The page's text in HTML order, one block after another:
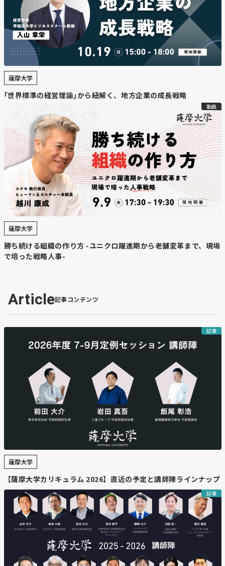
薩摩大学
｢世界標準の経営理論｣から紐解く、地方企業の成長戦略
動画
薩摩大学
勝ち続ける組織の作り方 -ユニクロ躍進期から老舗変革まで、現場
で培った戦略人事-
Article記事コンテンツ
記事
薩摩大学
【薩摩大学カリキュラム 2026】直近の予定と講師陣ラインナップ
記事